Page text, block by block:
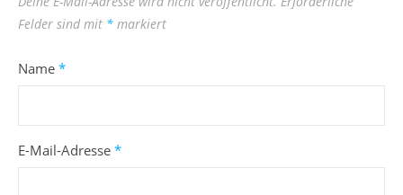
Felder sind mit * markiert
Name *
E-Mail-Adresse *